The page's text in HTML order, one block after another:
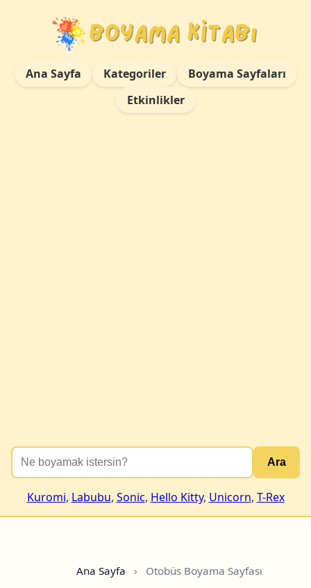
Ana Sayfa Kategoriler
Boyama Sayfaları
Etkinlikler
Ara
Kuromi, Labubu, Sonic, Hello Kitty, Unicorn, T-Rex
Ana Sayfa › Otobüs Boyama Sayfası